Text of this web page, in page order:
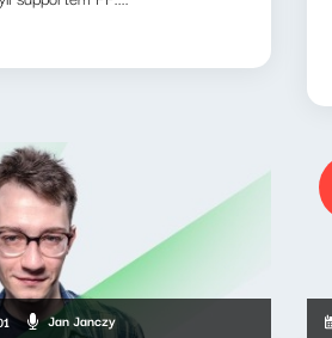
Jan Janczy